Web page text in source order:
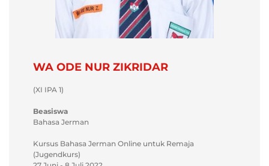
WA ODE NUR ZIKRIDAR
(XI IPA 1)
Beasiswa
Bahasa Jerman
Kursus Bahasa Jerman Online untuk Remaja
(Jugendkurs)